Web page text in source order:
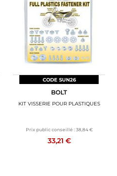
CODE SUN26
BOLT
KIT VISSERIE POUR PLASTIQUES
Prix public conseillé : 38,84 €
33,21 €